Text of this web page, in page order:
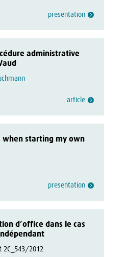
presentation
administrative
article
when starting my own
presentation
d’office dans le cas
2C_543/2012